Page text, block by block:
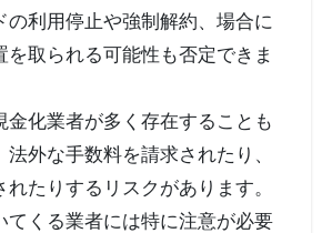
の利用停止や強制解約、場合に
を取られる可能性も否定できま
金化業者が多く存在することも
外な手数料を請求されたり、
たりするリスクがあります。
てくる業者には特に注意が必要